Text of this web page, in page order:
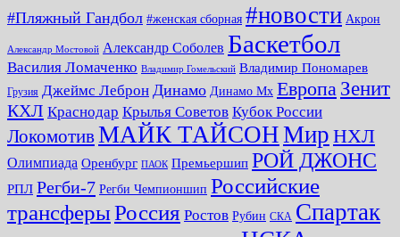
#Пляжный Гандбол #женская сборная #новости Акрон
Александр Мостовой Александр Соболев Баскетбол
Василия Ломаченко Владимир Гомельский Владимир Пономарев
Грузия Джеймс Леброн Динамо Динамо Мх Европа Зенит
КХЛ Краснодар Крылья Советов Кубок России
ЛокомотивМАЙК ТАЙСОНМир НХЛ
Олимпиада Оренбург ПАОК Премьершип РОЙ ДЖОНС
РПЛ Регби-7 Регби Чемпионшип Российские
трансферыРоссия Ростов Рубин СКА Спартак